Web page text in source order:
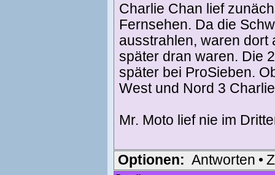
Charlie Chan lief
Fernsehen. Da die
ausstrahlen, waren dort
später dran waren. Die
später bei ProSieben.
West und Nord 3
Mr. Moto lief nie im
Optionen: Antworten •